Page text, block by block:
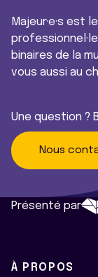
Majeur·e·s est
binaires de la
vous aussi au
Une question ?
Nous
Présenté par
À PROPOS